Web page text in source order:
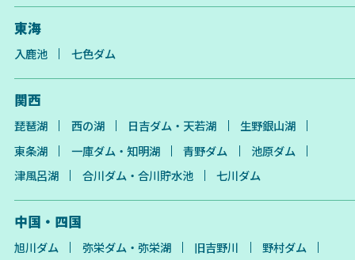
東海
入鹿池 七色ダム
関西
琵琶湖 西の湖 日吉ダム・天若湖
生野銀山湖
東条湖
一庫ダム・知明湖 青野ダム
池原ダム
津風呂湖
合川ダム・合川貯水池 七川ダム
中国・四国
旭川ダム 弥栄ダム・弥栄湖 旧吉野川
野村ダム